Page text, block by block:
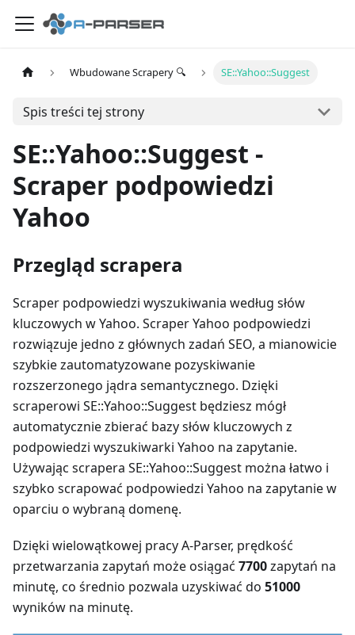
Wbudowane Scrapery 🔍 SE::Yahoo::Suggest
Spis treści tej strony
SE::Yahoo::Suggest -
Scraper podpowiedzi
Yahoo
Przegląd scrapera
Scraper podpowiedzi wyszukiwania według słów
kluczowych w Yahoo. Scraper Yahoo podpowiedzi
rozwiązuje jedno z głównych zadań SEO, a mianowicie
szybkie zautomatyzowane pozyskiwanie
rozszerzonego jądra semantycznego. Dzięki
scraperowi SE::Yahoo::Suggest będziesz mógł
automatycznie zbierać bazy słów kluczowych z
podpowiedzi wyszukiwarki Yahoo na zapytanie.
Używając scrapera SE::Yahoo::Suggest można łatwo i
szybko scrapować podpowiedzi Yahoo na zapytanie w
oparciu o wybraną domenę.
Dzięki wielowątkowej pracy A-Parser, prędkość
przetwarzania zapytań może osiągać 7700zapytań na
minutę, co średnio pozwala uzyskiwać do 51000
wyników na minutę.